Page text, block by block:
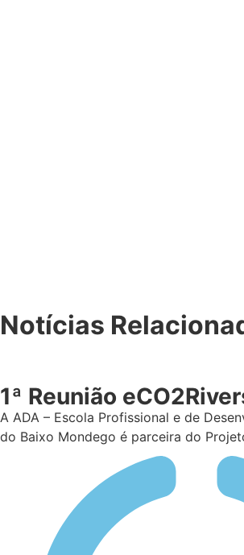
Notícias
1ª Reunião
A ADA – Escola Profissional e de
do Baixo Mondego é parceira do